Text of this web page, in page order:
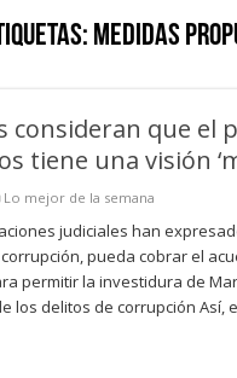
Medidas
consideran que
tiene una visión
Lo mejor de la semana
judiciales han
pueda cobrar el
permitir la investidura de
los delitos de corrupción